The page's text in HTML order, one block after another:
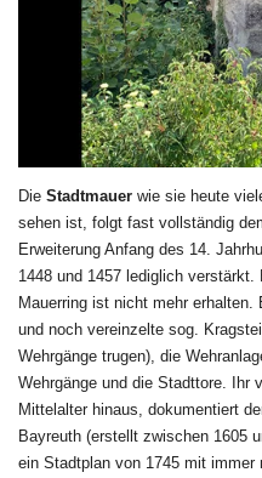
Die Stadtmauer wie sie heute
sehen ist, folgt fast vollständig
Erweiterung Anfang des 14.
1448 und 1457 lediglich verstärkt.
Mauerring ist nicht mehr
und noch vereinzelte sog.
Wehrgänge trugen), die
Wehrgänge und die Stadttore. Ihr
Mittelalter hinaus, dokumentiert
Bayreuth (erstellt zwischen 1605
ein Stadtplan von 1745 mit immer